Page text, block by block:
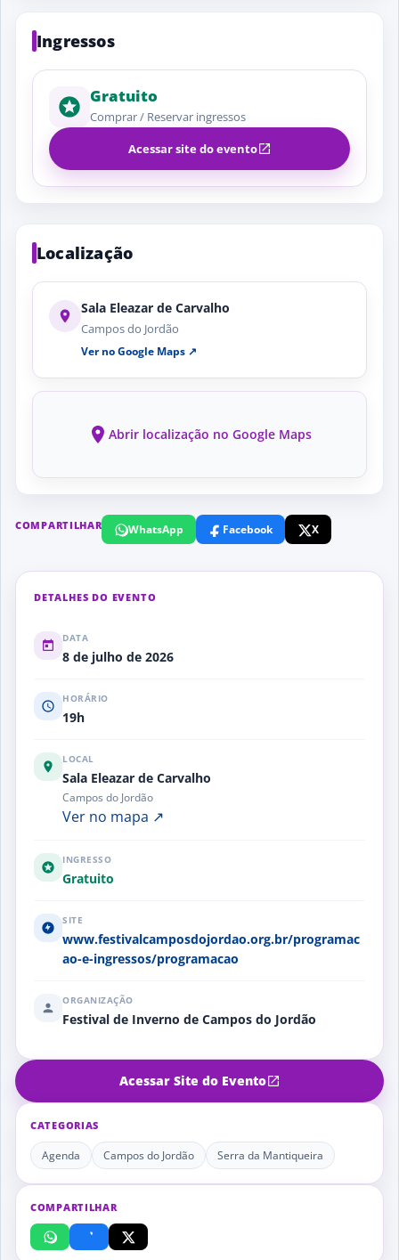
Ingressos
Gratuito
Comprar / Reservar ingressos
Acessar site do evento
Localização
Sala Eleazar de Carvalho
Campos do Jordão
Ver no Google Maps ↗
Abrir localização no Google Maps
COMPARTILHAR WhatsApp Facebook X
DETALHES DO EVENTO
DATA
8 de julho de 2026
HORÁRIO
19h
LOCAL
Sala Eleazar de Carvalho
Campos do Jordão
Ver no mapa ↗
INGRESSO
Gratuito
SITE
www.festivalcamposdojordao.org.br/programac
ao-e-ingressos/programacao
ORGANIZAÇÃO
Festival de Inverno de Campos do Jordão
Acessar Site do Evento
CATEGORIAS
Agenda Campos do Jordão Serra da Mantiqueira
COMPARTILHAR